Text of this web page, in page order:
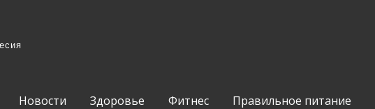
Новости Здоровье Фитнес Правильное питание